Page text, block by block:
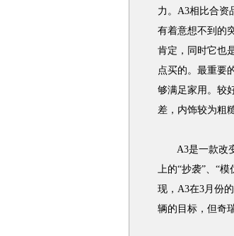
力。A3相比合资
有着意想不到的
肯定，同时它也
点买的。最重要
够满足家用。较
差，内饰较为粗
A3是一款改变
上的“抄袭”、“
现，A3在3月份
辆的目标，但奇